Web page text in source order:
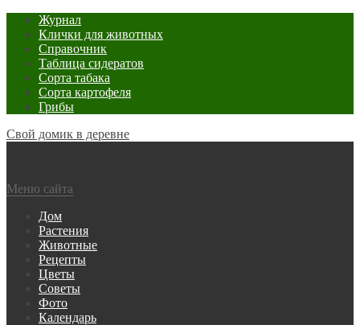
Журнал
Клички для животных
Справочник
Таблица сидератов
Сорта табака
Сорта картофеля
Грибы
Свой домик в деревне
Меню сайта
Дом
Растения
Животные
Рецепты
Цветы
Советы
Фото
Календарь